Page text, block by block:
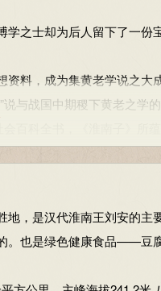
时，彗星出现仅长数尺，而
生变故，诸侯王将一齐争
能言巧辩的人为刘安出谋
心更甚。
的人。
道后向朝中泄露机密，就
他和太子妃同居一室三月
和女儿刘陵受刘安宠爱，
郎中雷被剑艺精湛，便召
学之士却为后人留下了一
料，成为集黄老学说之大
与战国中期稷下黄老之学
百科全书，《淮南子》所
明朝李时珍在《本草纲目
，是汉代淮南王刘安的主
。也是绿色健康食品——豆